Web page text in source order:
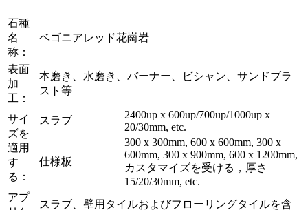
石種
名
称：
ベゴニアレッド花崗岩
表面
加
工：
本磨き、水磨き、バーナー、ビシャン、サンドブラ
スト等
サイ
ズを
適用
す
る：
スラブ
2400up x 600up/700up/1000up x
20/30mm, etc.
仕様板
300 x 300mm, 600 x 600mm, 300 x
600mm, 300 x 900mm, 600 x 1200mm,
カスタマイズを受ける，厚さ
15/20/30mm, etc.
アプ
スラブ、壁用タイルおよびフローリングタイルを含